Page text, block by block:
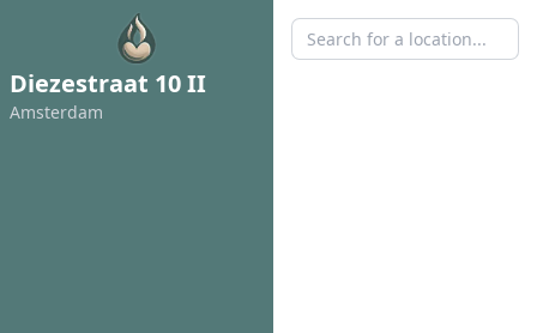
Diezestraat 10 II
Amsterdam